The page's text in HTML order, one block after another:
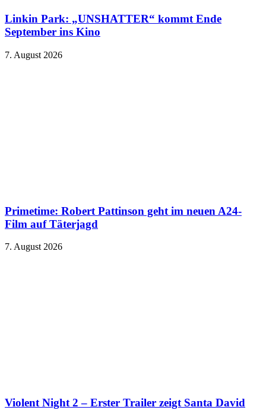
Linkin Park: „UNSHATTER“ kommt Ende
September ins Kino
7. August 2026
Primetime: Robert Pattinson geht im neuen A24-
Film auf Täterjagd
7. August 2026
Violent Night 2 – Erster Trailer zeigt Santa David